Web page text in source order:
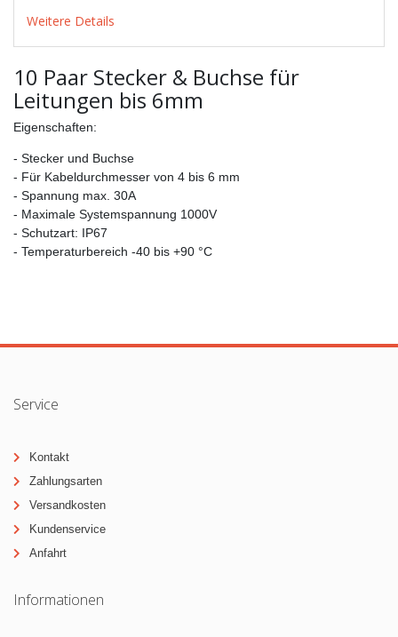
Weitere Details
10 Paar Stecker & Buchse für
Leitungen bis 6mm
Eigenschaften:
- Stecker und Buchse
- Für Kabeldurchmesser von 4 bis 6 mm
- Spannung max. 30A
- Maximale Systemspannung 1000V
- Schutzart: IP67
- Temperaturbereich -40 bis +90 °C
Service
Kontakt
Zahlungsarten
Versandkosten
Kundenservice
Anfahrt
Informationen